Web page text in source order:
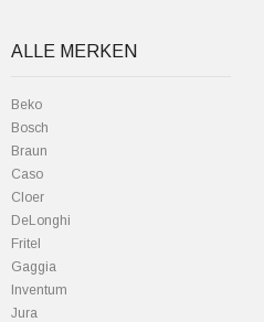
ALLE MERKEN
Beko
Bosch
Braun
Caso
Cloer
DeLonghi
Fritel
Gaggia
Inventum
Jura